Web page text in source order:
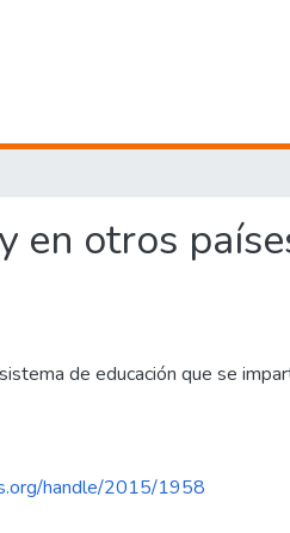
en otros
de educación que se
handle/2015/1958